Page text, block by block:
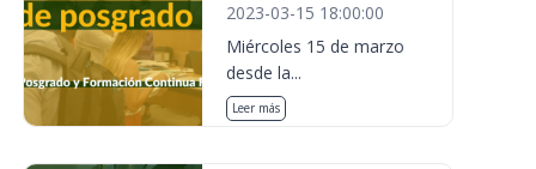
2023-03-15 18:00:00
Miércoles 15 de marzo
desde la...
Leer más